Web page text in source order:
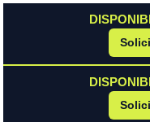
Meniu principal